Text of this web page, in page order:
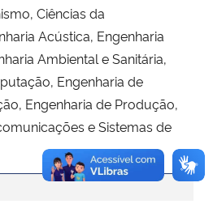
Ciências da
Acústica, Engenharia
Ambiental e Sanitária,
Engenharia de
Engenharia de Produção,
e Sistemas de